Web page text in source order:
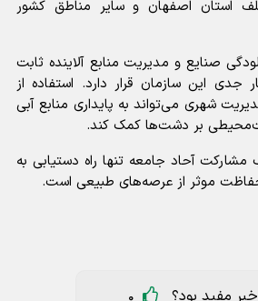
استان اصفهان و سایر مناطق کشور
صنایع و مدیریت منابع آلاینده ثابت
این سازمان قرار دارد. استفاده از
شهری می‌تواند به پایداری منابع آبی
بر دشت‌ها کمک کند.
آحاد جامعه تنها راه دستیابی به
موثر از عرصه‌های طبیعی است.